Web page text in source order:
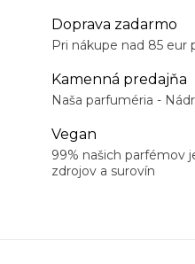
Doprava zadarmo
Pri nákupe nad 85 eur
Kamenná predajňa
Naša parfuméria -
Vegan
99% našich parfémov
zdrojov a surovín